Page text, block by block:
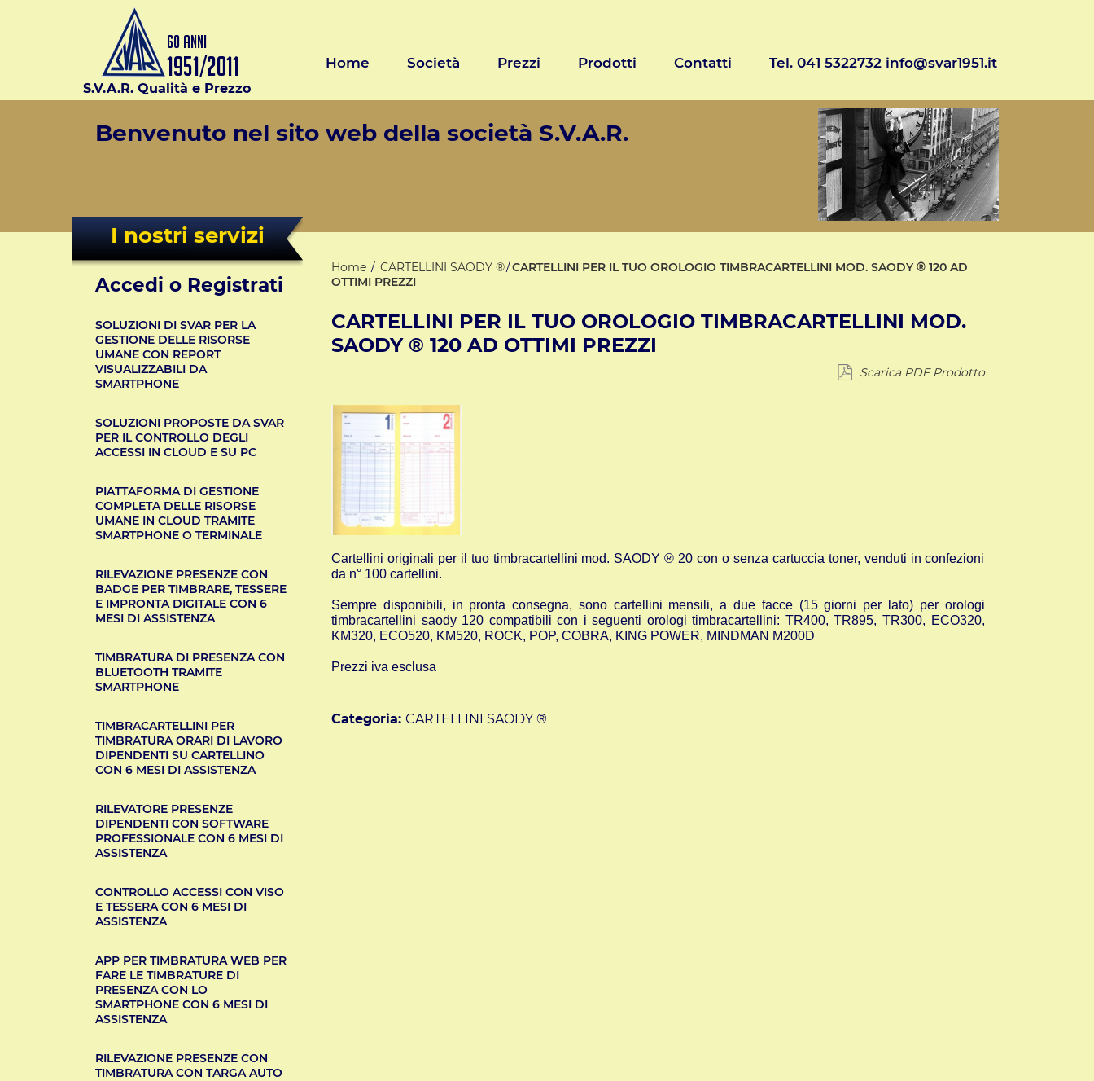
S.V.A.R. Qualità e Prezzo
Home Società Prezzi Prodotti Contatti Tel. 041 5322732 info@svar1951.it
Benvenuto nel sito web della società S.V.A.R.
I nostri servizi
Accedi o Registrati
SOLUZIONI DI SVAR PER LA
GESTIONE DELLE RISORSE
UMANE CON REPORT
VISUALIZZABILI DA
SMARTPHONE
SOLUZIONI PROPOSTE DA SVAR
PER IL CONTROLLO DEGLI
ACCESSI IN CLOUD E SU PC
PIATTAFORMA DI GESTIONE
COMPLETA DELLE RISORSE
UMANE IN CLOUD TRAMITE
SMARTPHONE O TERMINALE
RILEVAZIONE PRESENZE CON
BADGE PER TIMBRARE, TESSERE
E IMPRONTA DIGITALE CON 6
MESI DI ASSISTENZA
TIMBRATURA DI PRESENZA CON
BLUETOOTH TRAMITE
SMARTPHONE
TIMBRACARTELLINI PER
TIMBRATURA ORARI DI LAVORO
DIPENDENTI SU CARTELLINO
CON 6 MESI DI ASSISTENZA
RILEVATORE PRESENZE
DIPENDENTI CON SOFTWARE
PROFESSIONALE CON 6 MESI DI
ASSISTENZA
CONTROLLO ACCESSI CON VISO
E TESSERA CON 6 MESI DI
ASSISTENZA
APP PER TIMBRATURA WEB PER
FARE LE TIMBRATURE DI
PRESENZA CON LO
SMARTPHONE CON 6 MESI DI
ASSISTENZA
RILEVAZIONE PRESENZE CON
TIMBRATURA CON TARGA AUTO
Home CARTELLINI SAODY ® CARTELLINI PER IL TUO OROLOGIO TIMBRACARTELLINI MOD. SAODY ® 120 AD
OTTIMI PREZZI
CARTELLINI PER IL TUO OROLOGIO TIMBRACARTELLINI MOD.
SAODY ® 120 AD OTTIMI PREZZI
Scarica PDF Prodotto
Cartellini originali per il tuo timbracartellini mod. SAODY ® 20 con o senza cartuccia toner, venduti in confezioni
da n° 100 cartellini.
Sempre disponibili, in pronta consegna, sono cartellini mensili, a due facce (15 giorni per lato) per orologi
timbracartellini saody 120 compatibili con i seguenti orologi timbracartellini: TR400, TR895, TR300, ECO320,
KM320, ECO520, KM520, ROCK, POP, COBRA, KING POWER, MINDMAN M200D
Prezzi iva esclusa
Categoria: CARTELLINI SAODY ®